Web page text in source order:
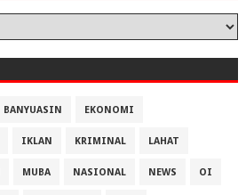
BANYUASIN EKONOMI
IKLAN KRIMINAL LAHAT
MUBA NASIONAL NEWS OI